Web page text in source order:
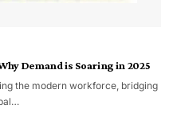
Demand is Soaring in 2025
the modern workforce, bridging